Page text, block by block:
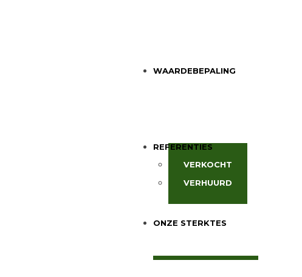
WAARDEBEPALING
REFERENTIES
VERKOCHT
VERHUURD
ONZE STERKTES